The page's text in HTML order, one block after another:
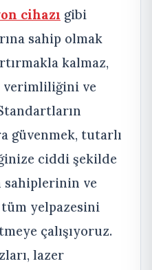
cihazı gibi
sahip olmak
kalmaz,
verimliliğini ve
güvenmek, tutarlı
ciddi şekilde
sahiplerinin ve
yelpazesini
çalışıyoruz.
lazer